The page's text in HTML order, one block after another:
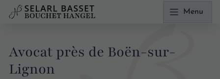
Menu
Avocat près de Boën-sur-
Lignon